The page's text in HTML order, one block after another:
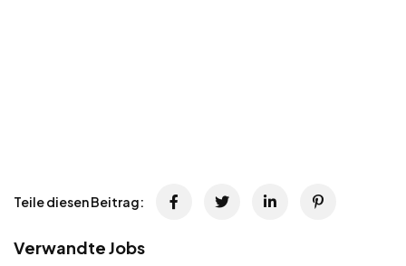
Teile diesen Beitrag:
Verwandte Jobs